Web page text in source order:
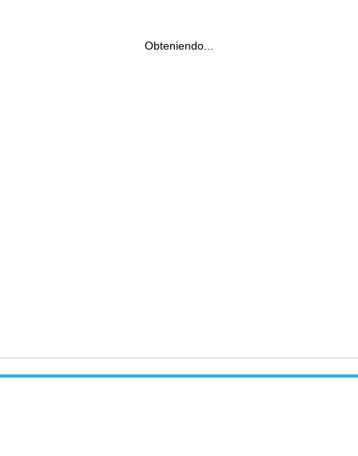
Obteniendo...